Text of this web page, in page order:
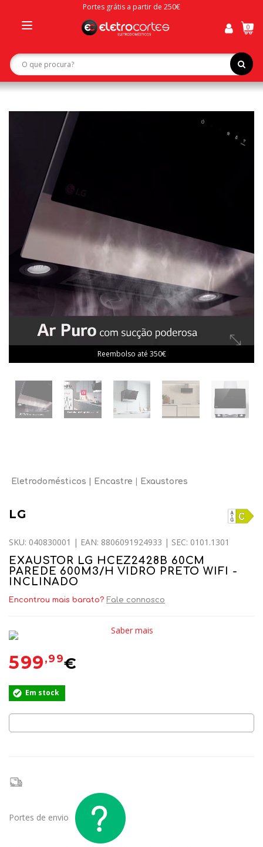
Portes grátis a partir de 250€
navigation
0
Reembolso até 350€
Eletrodomésticos Encastre Exaustores
LG
SKU: 040830001 | EAN: 8806091924933 | SEC: 0101.1301
EXAUSTOR LG HCEZ2428B 60CM
PAREDE 600M3/H VIDRO PRETO WIFI -
INCLINADO
Encontrou mais barato? Fale connosco
Saber mais
599,99€
Em stock
Portes de envio